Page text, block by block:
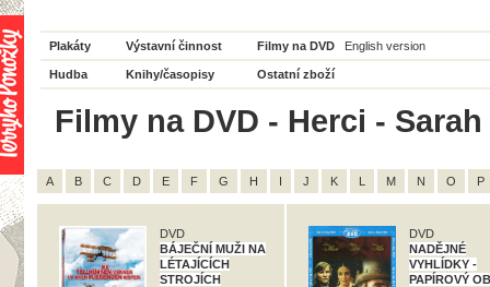
Plakáty Výstavní činnost Filmy na DVD English version
Hudba Knihy/časopisy Ostatní zboží
Filmy na DVD - Herci -
A B C D E F G H I J K L M N O P
DVD
BÁJEČNÍ MUŽI NA
LÉTAJÍCÍCH
STROJÍCH
DVD
NADĚJNÉ
VYHLÍDKY -
PAPÍROVÝ